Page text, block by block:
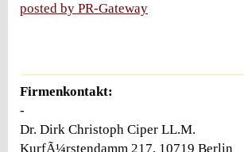
posted by PR-Gateway
Firmenkontakt:
-
Dr. Dirk Christoph Ciper LL.M.
KurfÃ¼rstendamm 217, 10719 Berlin